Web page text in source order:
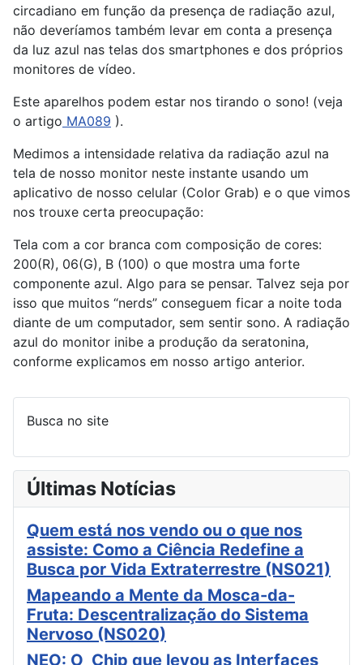
circadiano em função da presença de radiação azul,
não deveríamos também levar em conta a presença
da luz azul nas telas dos smartphones e dos próprios
monitores de vídeo.
Este aparelhos podem estar nos tirando o sono! (veja
o artigo MA089 ).
Medimos a intensidade relativa da radiação azul na
tela de nosso monitor neste instante usando um
aplicativo de nosso celular (Color Grab) e o que vimos
nos trouxe certa preocupação:
Tela com a cor branca com composição de cores:
200(R), 06(G), B (100) o que mostra uma forte
componente azul. Algo para se pensar. Talvez seja por
isso que muitos “nerds” conseguem ficar a noite toda
diante de um computador, sem sentir sono. A radiação
azul do monitor inibe a produção da seratonina,
conforme explicamos em nosso artigo anterior.
Busca no site
Últimas Notícias
Quem está nos vendo ou o que nos
assiste: Como a Ciência Redefine a
Busca por Vida Extraterrestre (NS021)
Mapeando a Mente da Mosca-da-
Fruta: Descentralização do Sistema
Nervoso (NS020)
NEO: O Chip que levou as Interfaces